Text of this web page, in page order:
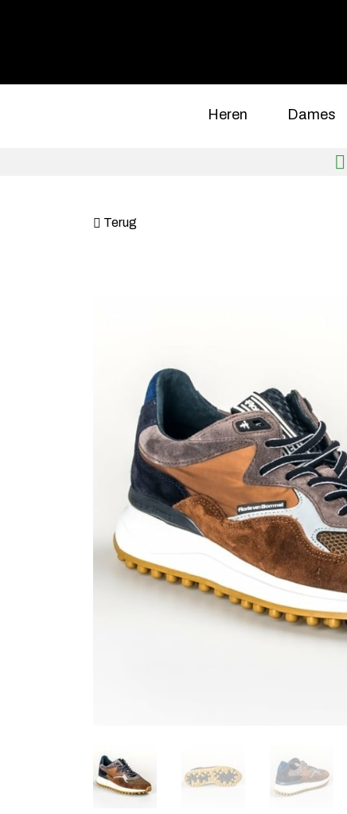
Heren Dames
Terug